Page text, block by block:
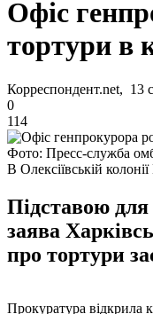
Офіс
тортури в
Корреспондент.net, 13
0
114
Фото: Пресс-служба
В Олексіївській
Підставою для
заява
про тортури
Прокуратура відкрила